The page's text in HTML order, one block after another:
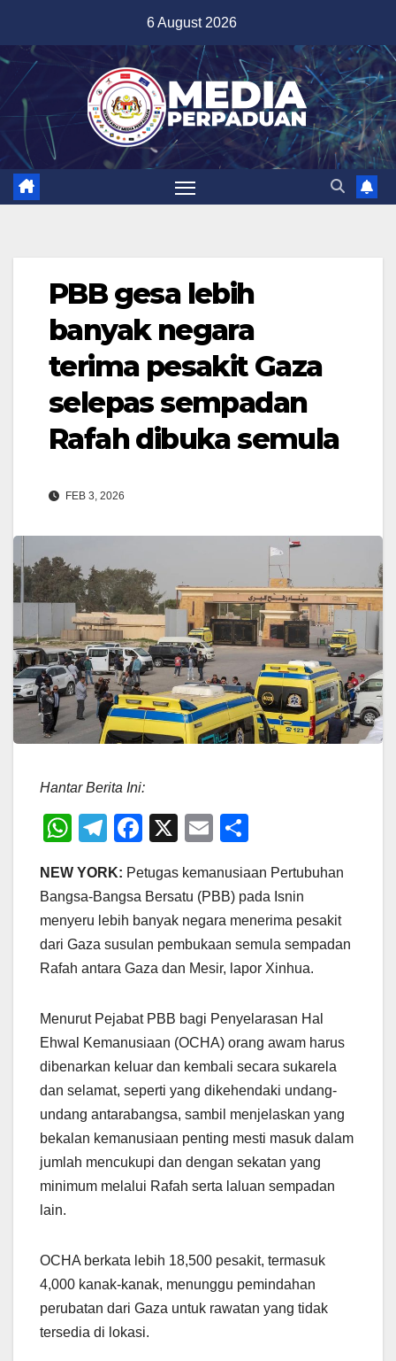
content
6 August 2026
PBB gesa lebih
banyak negara
terima pesakit Gaza
selepas sempadan
Rafah dibuka semula
FEB 3, 2026
Hantar Berita Ini:
W
at
s
A
p
T
e
gr
a
m
F
c
e
b
o
k
X
E
ail ar
e
NEW YORK: Petugas kemanusiaan Pertubuhan
Bangsa-Bangsa Bersatu (PBB) pada Isnin
menyeru lebih banyak negara menerima pesakit
dari Gaza susulan pembukaan semula sempadan
Rafah antara Gaza dan Mesir, lapor Xinhua.
Menurut Pejabat PBB bagi Penyelarasan Hal
Ehwal Kemanusiaan (OCHA) orang awam harus
dibenarkan keluar dan kembali secara sukarela
dan selamat, seperti yang dikehendaki undang-
undang antarabangsa, sambil menjelaskan yang
bekalan kemanusiaan penting mesti masuk dalam
jumlah mencukupi dan dengan sekatan yang
minimum melalui Rafah serta laluan sempadan
lain.
OCHA berkata lebih 18,500 pesakit, termasuk
4,000 kanak-kanak, menunggu pemindahan
perubatan dari Gaza untuk rawatan yang tidak
tersedia di lokasi.